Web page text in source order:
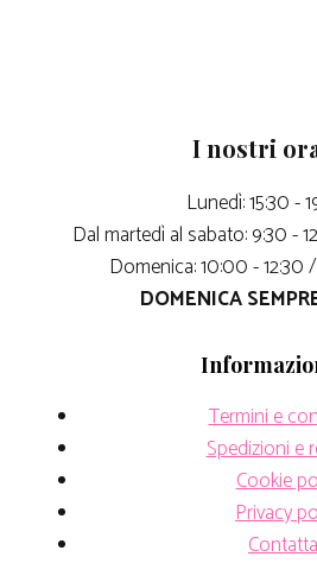
I nostri
Lunedì: 15:30 -
Dal martedì al sabato: 9:30 -
Domenica: 10:00 - 12:30
DOMENICA
Termini e
Spedizioni e
Cookie
Privacy